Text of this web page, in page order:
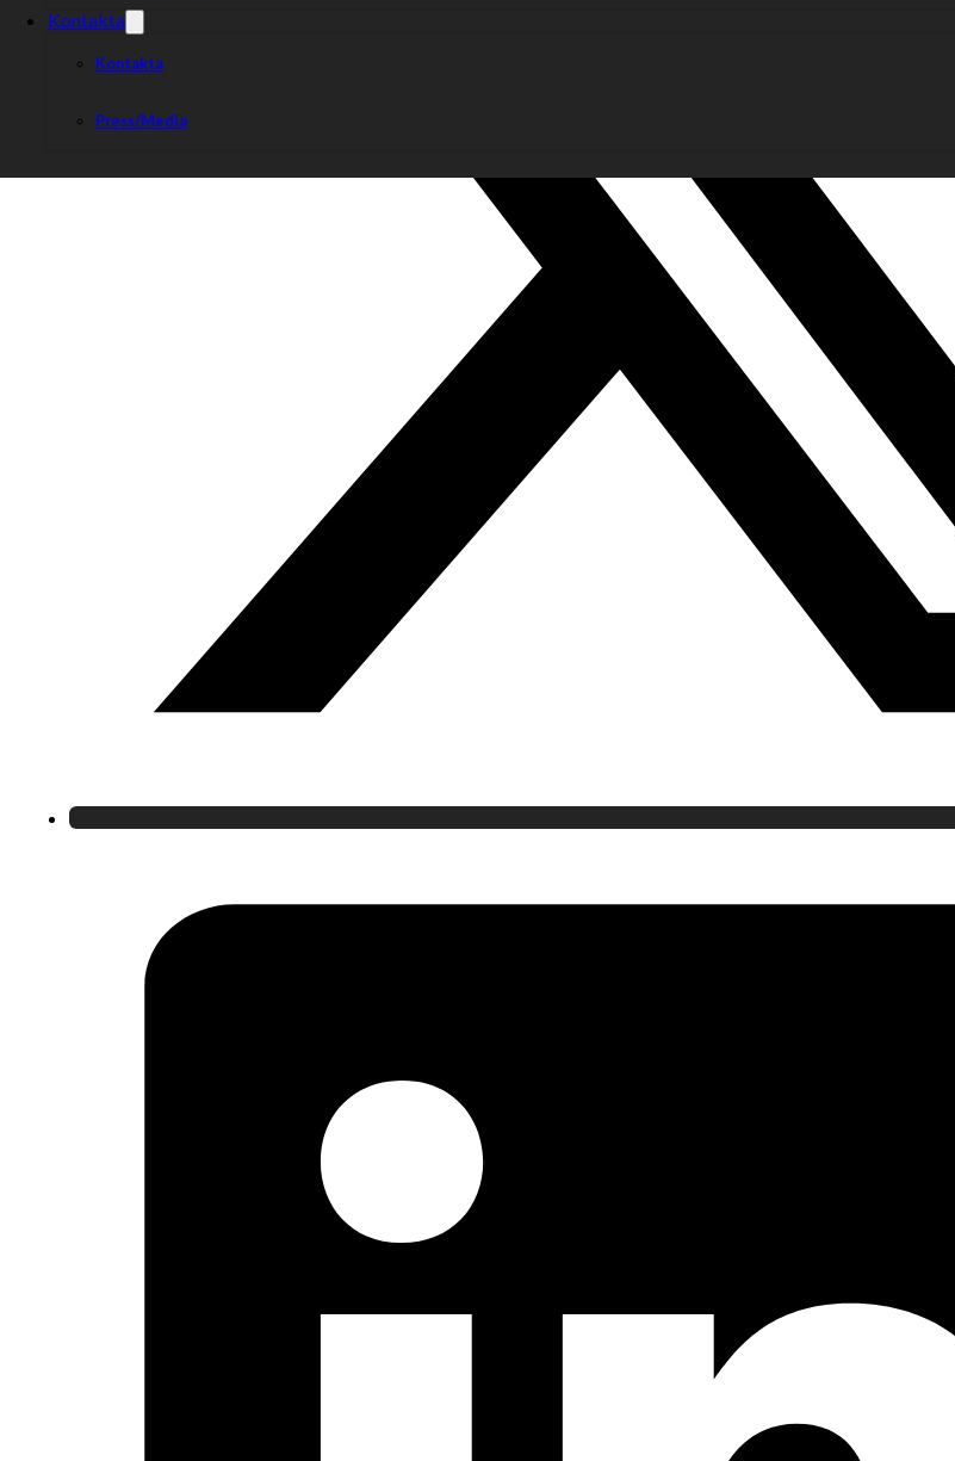
Kontakta
Kontakta
Press/Media